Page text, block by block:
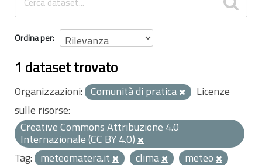
Ordina per
1 dataset trovato
Organizzazioni: Comunità di pratica
Licenze
sulle risorse:
Creative Commons Attribuzione 4.0
Internazionale (CC BY 4.0)
Tag: meteomatera.it clima
meteo